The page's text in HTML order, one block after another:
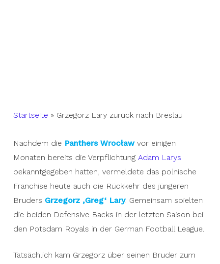
Startseite » Grzegorz Lary zurück nach Breslau
Nachdem die Panthers Wrocławvor einigen
Monaten bereits die Verpflichtung Adam Larys
bekanntgegeben hatten, vermeldete das polnische
Franchise heute auch die Rückkehr des jüngeren
Bruders Grzegorz ‚Greg‘ Lary. Gemeinsam spielten
die beiden Defensive Backs in der letzten Saison bei
den Potsdam Royals in der German Football League.
Tatsächlich kam Grzegorz über seinen Bruder zum